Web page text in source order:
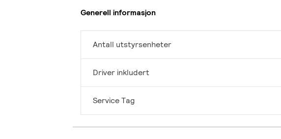
Generell informasjon
Antall utstyrsenheter
Driver inkludert
Service Tag